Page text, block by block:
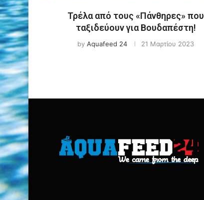
Τρέλα από τους «Πάνθηρες» που
ταξιδεύουν για Βουδαπέστη!
by Aquafeed 24 21 Μαρτίου 2023